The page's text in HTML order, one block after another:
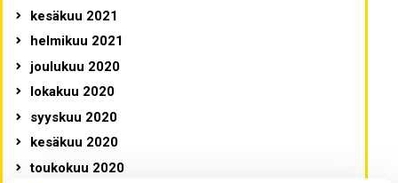
kesäkuu 2021
helmikuu 2021
joulukuu 2020
lokakuu 2020
syyskuu 2020
kesäkuu 2020
toukokuu 2020